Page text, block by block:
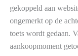
gekoppeld aan
ongemerkt op de
toets wordt gedaan.
aankoopmoment